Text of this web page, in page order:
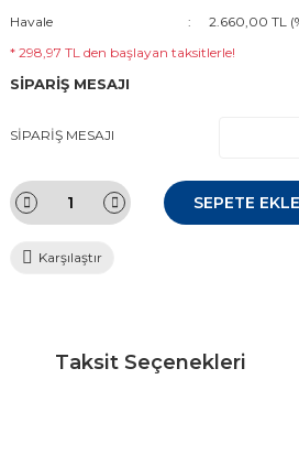
Havale
2.660,00 TL
* 298,97 TL den başlayan taksitlerle!
SİPARİŞ MESAJI
SİPARİŞ MESAJI
SEPETE EKLE
Karşılaştır
Taksit Seçenekleri